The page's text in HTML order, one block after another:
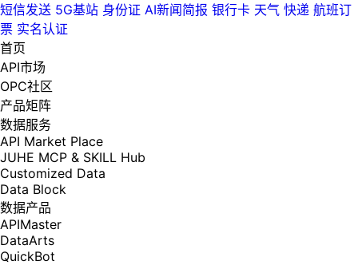
短信发送 5G基站 身份证 AI新闻简报 银行卡 天气 快递 航班订
票 实名认证
首页
API市场
OPC社区
产品矩阵
数据服务
API Market Place
JUHE MCP & SKILL Hub
Customized Data
Data Block
数据产品
APIMaster
DataArts
QuickBot